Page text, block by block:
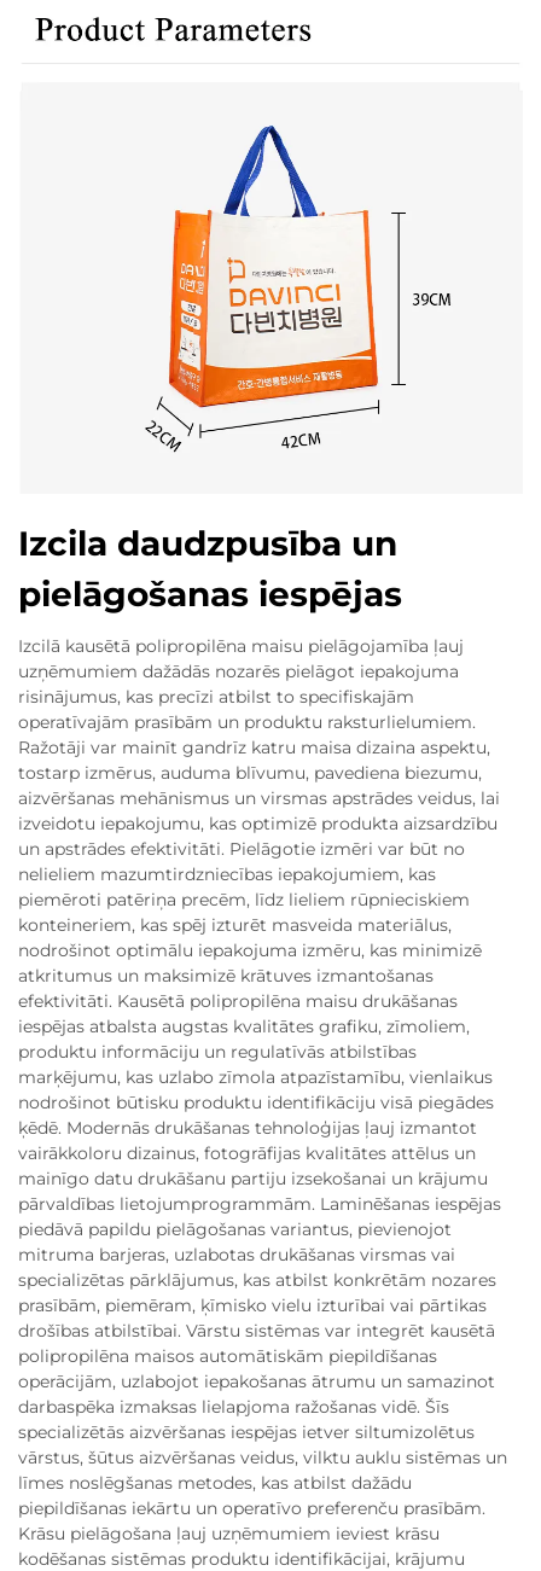
Izcila daudzpusība un
pielāgošanas iespējas
Izcilā kausētā polipropilēna maisu pielāgojamība ļauj
uzņēmumiem dažādās nozarēs pielāgot iepakojuma
risinājumus, kas precīzi atbilst to specifiskajām
operatīvajām prasībām un produktu raksturlielumiem.
Ražotāji var mainīt gandrīz katru maisa dizaina aspektu,
tostarp izmērus, auduma blīvumu, pavediena biezumu,
aizvēršanas mehānismus un virsmas apstrādes veidus, lai
izveidotu iepakojumu, kas optimizē produkta aizsardzību
un apstrādes efektivitāti. Pielāgotie izmēri var būt no
nelieliem mazumtirdzniecības iepakojumiem, kas
piemēroti patēriņa precēm, līdz lieliem rūpnieciskiem
konteineriem, kas spēj izturēt masveida materiālus,
nodrošinot optimālu iepakojuma izmēru, kas minimizē
atkritumus un maksimizē krātuves izmantošanas
efektivitāti. Kausētā polipropilēna maisu drukāšanas
iespējas atbalsta augstas kvalitātes grafiku, zīmoliem,
produktu informāciju un regulatīvās atbilstības
marķējumu, kas uzlabo zīmola atpazīstamību, vienlaikus
nodrošinot būtisku produktu identifikāciju visā piegādes
ķēdē. Modernās drukāšanas tehnoloģijas ļauj izmantot
vairākkoloru dizainus, fotogrāfijas kvalitātes attēlus un
mainīgo datu drukāšanu partiju izsekošanai un krājumu
pārvaldības lietojumprogrammām. Laminēšanas iespējas
piedāvā papildu pielāgošanas variantus, pievienojot
mitruma barjeras, uzlabotas drukāšanas virsmas vai
specializētas pārklājumus, kas atbilst konkrētām nozares
prasībām, piemēram, ķīmisko vielu izturībai vai pārtikas
drošības atbilstībai. Vārstu sistēmas var integrēt kausētā
polipropilēna maisos automātiskām piepildīšanas
operācijām, uzlabojot iepakošanas ātrumu un samazinot
darbaspēka izmaksas lielapjoma ražošanas vidē. Šīs
specializētās aizvēršanas iespējas ietver siltumizolētus
vārstus, šūtus aizvēršanas veidus, vilktu auklu sistēmas un
līmes noslēgšanas metodes, kas atbilst dažādu
piepildīšanas iekārtu un operatīvo preferenču prasībām.
Krāsu pielāgošana ļauj uzņēmumiem ieviest krāsu
kodēšanas sistēmas produktu identifikācijai, krājumu